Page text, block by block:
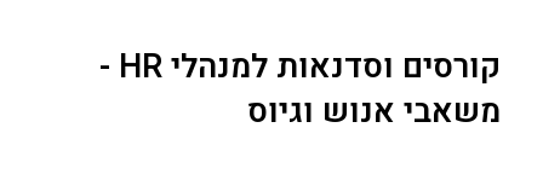
קורסים וסדנאות למנהלי HR -
משאבי אנוש וגיוס